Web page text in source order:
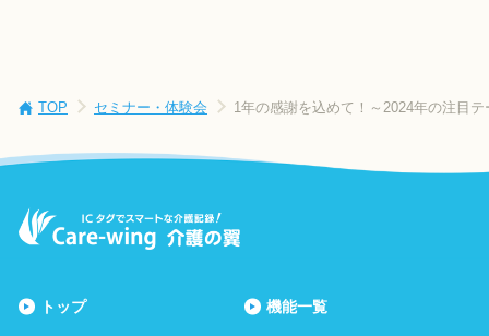
TOP セミナー・体験会 1年の感謝を込めて！～2024年の注目
トップ 機能一覧